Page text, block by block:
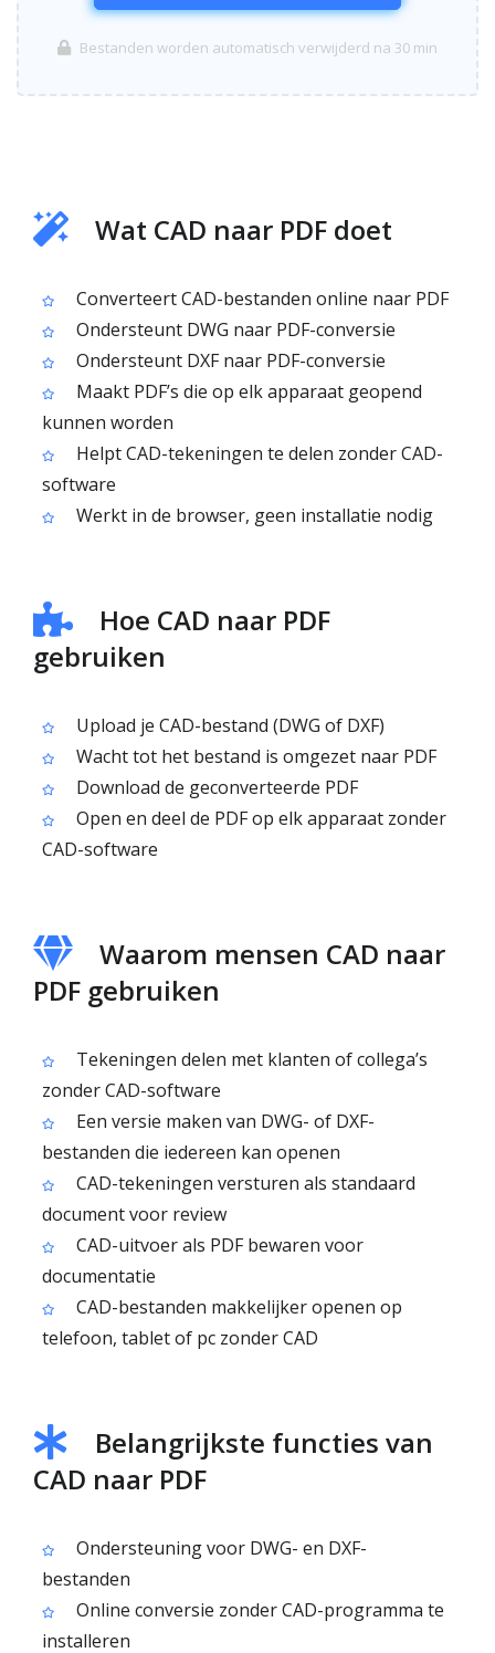
Bestanden worden automatisch verwijderd na 30 min
Wat CAD naar PDF doet
Converteert CAD-bestanden online naar PDF
Ondersteunt DWG naar PDF-conversie
Ondersteunt DXF naar PDF-conversie
Maakt PDF’s die op elk apparaat geopend
kunnen worden
Helpt CAD-tekeningen te delen zonder CAD-
software
Werkt in de browser, geen installatie nodig
Hoe CAD naar PDF
gebruiken
Upload je CAD-bestand (DWG of DXF)
Wacht tot het bestand is omgezet naar PDF
Download de geconverteerde PDF
Open en deel de PDF op elk apparaat zonder
CAD-software
Waarom mensen CAD naar
PDF gebruiken
Tekeningen delen met klanten of collega’s
zonder CAD-software
Een versie maken van DWG- of DXF-
bestanden die iedereen kan openen
CAD-tekeningen versturen als standaard
document voor review
CAD-uitvoer als PDF bewaren voor
documentatie
CAD-bestanden makkelijker openen op
telefoon, tablet of pc zonder CAD
Belangrijkste functies van
CAD naar PDF
Ondersteuning voor DWG- en DXF-
bestanden
Online conversie zonder CAD-programma te
installeren